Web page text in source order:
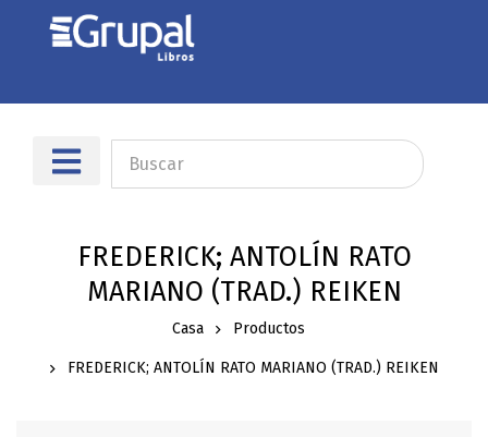
FREDERICK; ANTOLÍN RATO
MARIANO (TRAD.) REIKEN
Casa Productos
FREDERICK; ANTOLÍN RATO MARIANO (TRAD.) REIKEN